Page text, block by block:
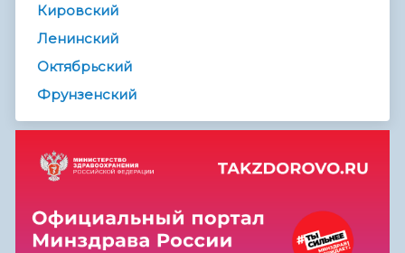
Кировский
Ленинский
Октябрьский
Фрунзенский